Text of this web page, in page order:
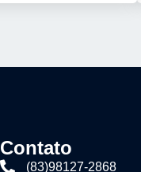
Contato
(83)98127-2868